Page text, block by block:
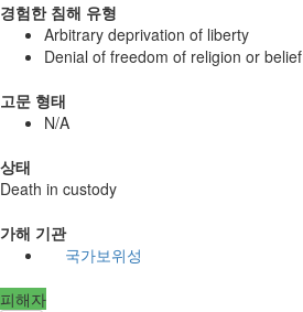
경험한 침해 유형
Arbitrary deprivation of liberty
Denial of freedom of religion or belief
고문 형태
N/A
상태
Death in custody
가해 기관
국가보위성
피해자